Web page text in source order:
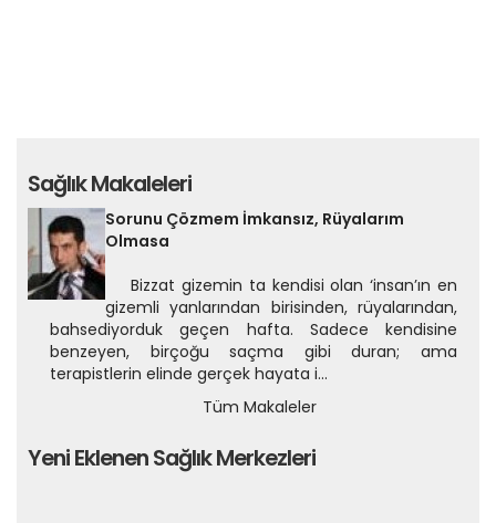
Sağlık Makaleleri
Sorunu Çözmem İmkansız, Rüyalarım
Olmasa
Bizzat gizemin ta kendisi olan ‘insan’ın en
gizemli yanlarından birisinden, rüyalarından,
bahsediyorduk geçen hafta. Sadece kendisine
benzeyen, birçoğu saçma gibi duran; ama
terapistlerin elinde gerçek hayata i...
Tüm Makaleler
Yeni Eklenen Sağlık Merkezleri